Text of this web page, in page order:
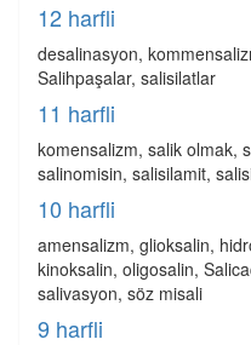
12 harfli
desalinasyon,
Salihpaşalar, salisilatlar
11 harfli
komensalizm, salik olmak,
salinomisin, salisilamit,
10 harfli
amensalizm, glioksalin,
kinoksalin, oligosalin,
salivasyon, söz misali
9 harfli